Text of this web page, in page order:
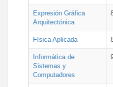
Expresión Gráfica
Arquitectónica
Física Aplicada
Informática de
Sistemas y
Computadores